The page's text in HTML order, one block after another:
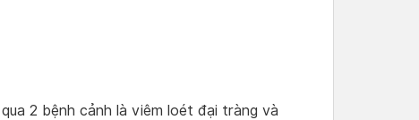
2 bệnh cảnh là viêm loét đại tràng và